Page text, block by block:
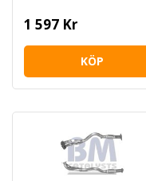
1 597 Kr
KÖP